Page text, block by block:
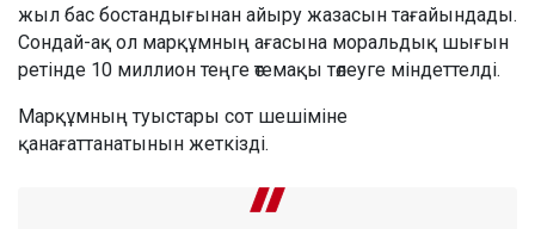
жыл бас бостандығынан айыру жазасын тағайындады.
Сондай-ақ ол марқұмның ағасына моральдық шығын
ретінде 10 миллион теңге өтемақы төлеуге міндеттелді.
Марқұмның туыстары сот шешіміне
қанағаттанатынын жеткізді.